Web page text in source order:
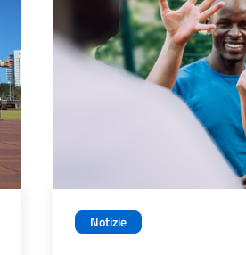
Notizie